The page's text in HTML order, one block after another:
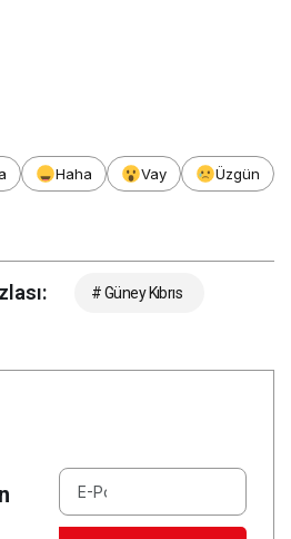
Haha Vay
Üzgün
# Güney Kıbrıs